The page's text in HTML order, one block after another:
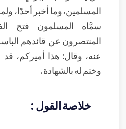
المسلمين، وما أخبر أحدًا،
سمَّاه المسلمون فتح
المنتصرون عن قائدهم
عنه، وقال: هذا أميركم، قد
وختم له بالشهادة .
خلاصة القول :